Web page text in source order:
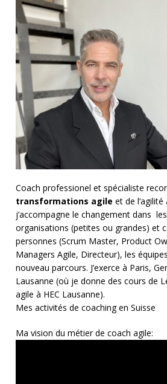
Coach professionel et spécialiste
transformations agile et de l‘agilité
j’accompagne le changement dans les
organisations (petites ou grandes) et
personnes (Scrum Master, Product
Managers Agile, Directeur), les
nouveau parcours. J’exerce à Paris,
Lausanne (où je donne des cours de
agile à HEC Lausanne).
Mes activités de coaching en Suisse
Ma vision du métier de coach agile: